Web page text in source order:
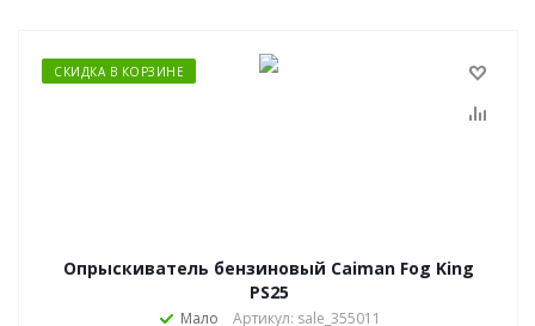
СКИДКА В КОРЗИНЕ
Опрыскиватель бензиновый Caiman Fog King
PS25
Мало Артикул: sale_355011